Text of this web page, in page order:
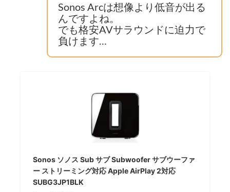
Sonos Arcは想像より低音が出る
んですよね。
でも格安AVサラウンドに迫力で
負けます…
Sonos ソノス Sub サブ Subwoofer サブウーファ
ー ストリーミング対応 Apple AirPlay 2対応
SUBG3JP1BLK